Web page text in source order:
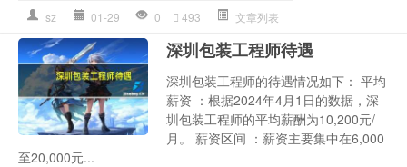
sz 01-29 0 493 文章列表
深圳包装工程师待遇
深圳包装工程师的待遇情况如下： 平均
薪资 ：根据2024年4月1日的数据，深
圳包装工程师的平均薪酬为10,200元/
月。 薪资区间 ：薪资主要集中在6,000
至20,000元...